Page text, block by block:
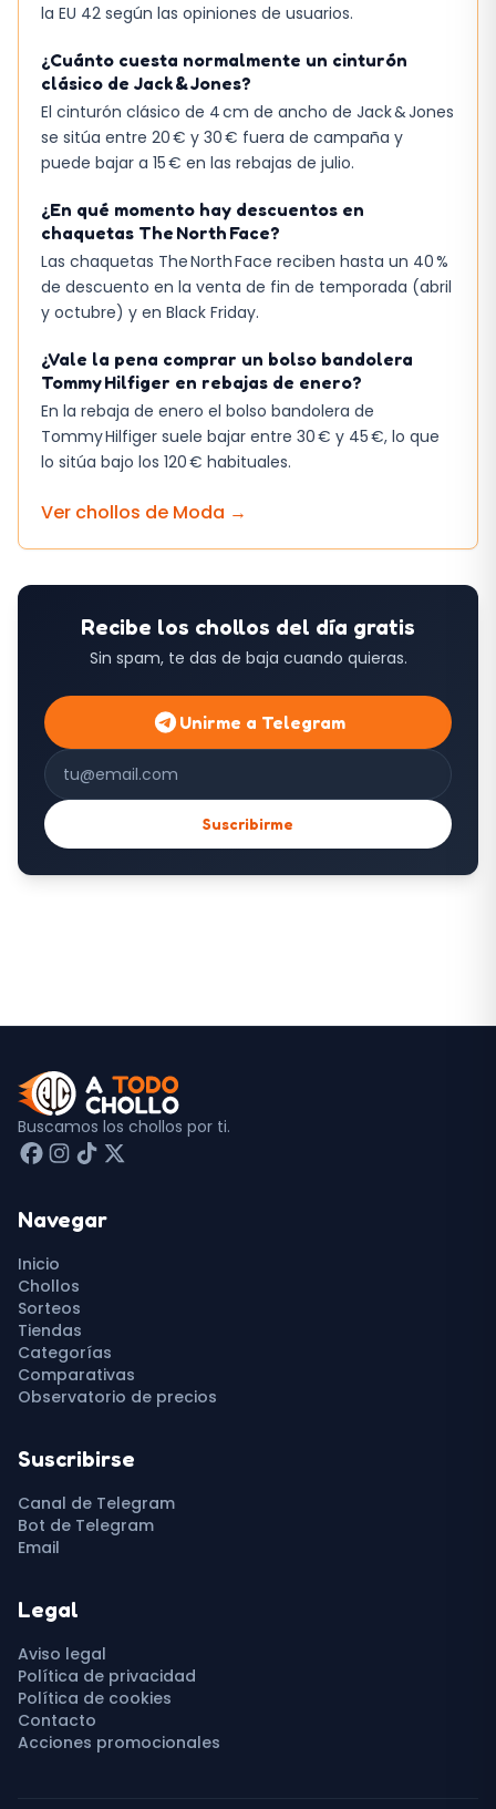
la EU 42 según las opiniones de usuarios.
¿Cuánto cuesta normalmente un cinturón
clásico de Jack & Jones?
El cinturón clásico de 4 cm de ancho de Jack & Jones
se sitúa entre 20 € y 30 € fuera de campaña y
puede bajar a 15 € en las rebajas de julio.
¿En qué momento hay descuentos en
chaquetas The North Face?
Las chaquetas The North Face reciben hasta un 40 %
de descuento en la venta de fin de temporada (abril
y octubre) y en Black Friday.
¿Vale la pena comprar un bolso bandolera
Tommy Hilfiger en rebajas de enero?
En la rebaja de enero el bolso bandolera de
Tommy Hilfiger suele bajar entre 30 € y 45 €, lo que
lo sitúa bajo los 120 € habituales.
Ver chollos de Moda →
Recibe los chollos del día gratis
Sin spam, te das de baja cuando quieras.
Unirme a Telegram
Correo electrónico
Suscribirme
Buscamos los chollos por ti.
Navegar
Inicio
Chollos
Sorteos
Tiendas
Categorías
Comparativas
Observatorio de precios
Suscribirse
Canal de Telegram
Bot de Telegram
Email
Legal
Aviso legal
Política de privacidad
Política de cookies
Contacto
Acciones promocionales